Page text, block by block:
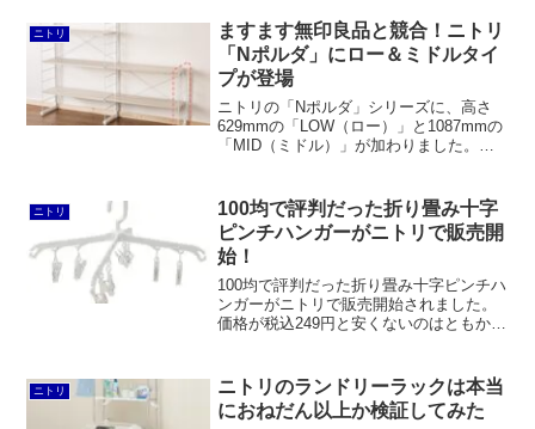
せん。しかしながらスライドレールには
ヘティヒを使うなど、品質は十分です。
ニトリ
ますます無印良品と競合！ニトリ
「Nポルダ」にロー＆ミドルタイ
プが登場
ニトリの「Nポルダ」シリーズに、高さ
629mmの「LOW（ロー）」と1087mmの
「MID（ミドル）」が加わりました。無
インナップになったと言えるでしょう。
ニトリ
100均で評判だった折り畳み十字
ピンチハンガーがニトリで販売開
始！
100均で評判だった折り畳み十字ピンチハ
ンガーがニトリで販売開始されました。
価格が税込249円と安くないのはともか
です。
ニトリ
ニトリのランドリーラックは本当
におねだん以上か検証してみた